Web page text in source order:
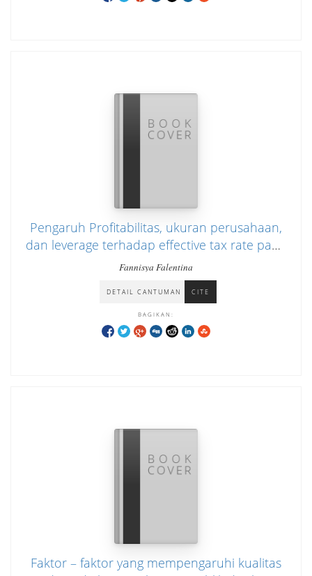
Pengaruh Profitabilitas, ukuran perusahaan,
dan leverage terhadap effective tax rate pada
perusahaan perbankan yang terdaftar di BEI
tahun 2020-2024.
Fannisya Falentina
DETAIL CANTUMAN CITE
BAGIKAN:
Faktor – faktor yang mempengaruhi kualitas